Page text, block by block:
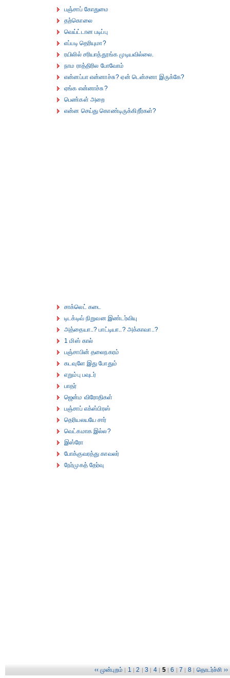
பஞ்சாப் கோதுமை
தற்கொலை
வெய்ட்டான படிப்பு
எப்படி தெரியுமா?
ரயிலில் சரியாத்தூங்க முடியவில்லை.
நாம ராத்திரில போவோம்
என்னப்பா என்னாச்சு? ஏன் டென்சனா இருக்கே?
ஏங்க என்னாச்சு?
பெண்கள் அறை
என்ன செய்து கொண்டிருக்கிறீர்கள்?
சாக்லெட் கடை
டிடக்டிவ் நிறுவன இண்டர்வியு
அத்தையா..? பாட்டியா..? அக்காவா..?
1 மிஸ் கால்
பஞ்சாபின் தலைநகரம்
கடவுளே இது போதும்
எறும்பு பவுடர்
பாதர்
ஜென்ம விரோதிகள்
பஞ்சாப் எக்ஸ்பிரஸ்
தெரியலயயே சார்
வெட்கமாக இல்ல?
இஸ்ரோ
போக்குவரத்து காவலர்
நேர்முகத் தேர்வு
‹‹ முன்புறம் | 1 | 2 | 3 | 4 | 5 | 6 | 7 | 8 | தொடர்ச்சி ››